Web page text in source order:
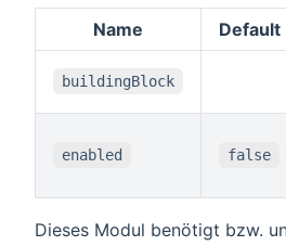
Name Default
buildingBlock
enabled false
Dieses Modul benötigt bzw.